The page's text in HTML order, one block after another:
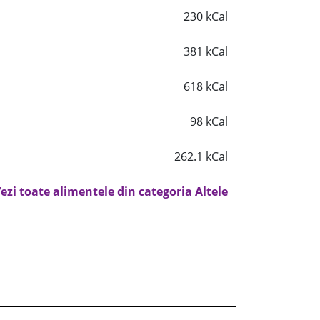
230 kCal
381 kCal
618 kCal
98 kCal
262.1 kCal
toate alimentele din categoria Altele